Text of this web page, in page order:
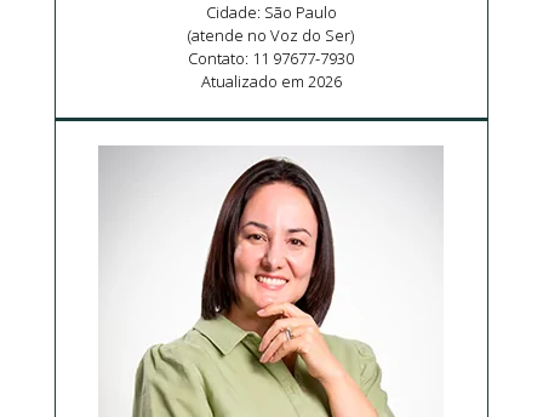
Cidade: São Paulo
(atende no Voz do Ser)
Contato: 11 97677-7930
Atualizado em 2026